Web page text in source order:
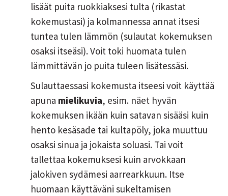
lisäät puita ruokkiaksesi tulta (rikastat
kokemustasi) ja kolmannessa annat itsesi
tuntea tulen lämmön (sulautat kokemuksen
osaksi itseäsi). Voit toki huomata tulen
lämmittävän jo puita tuleen lisätessäsi.
Sulauttaessasi kokemusta itseesi voit käyttää
apuna mielikuvia, esim. näet hyvän
kokemuksen ikään kuin satavan sisääsi kuin
hento kesäsade tai kultapöly, joka muuttuu
osaksi sinua ja jokaista soluasi. Tai voit
tallettaa kokemuksesi kuin arvokkaan
jalokiven sydämesi aarrearkkuun. Itse
huomaan käyttäväni sukeltamisen